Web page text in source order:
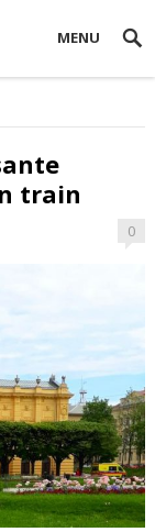
MENU
train
0